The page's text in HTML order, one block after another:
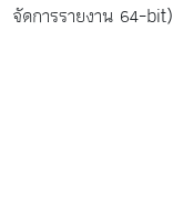
จัดการรายงาน 64-bit)